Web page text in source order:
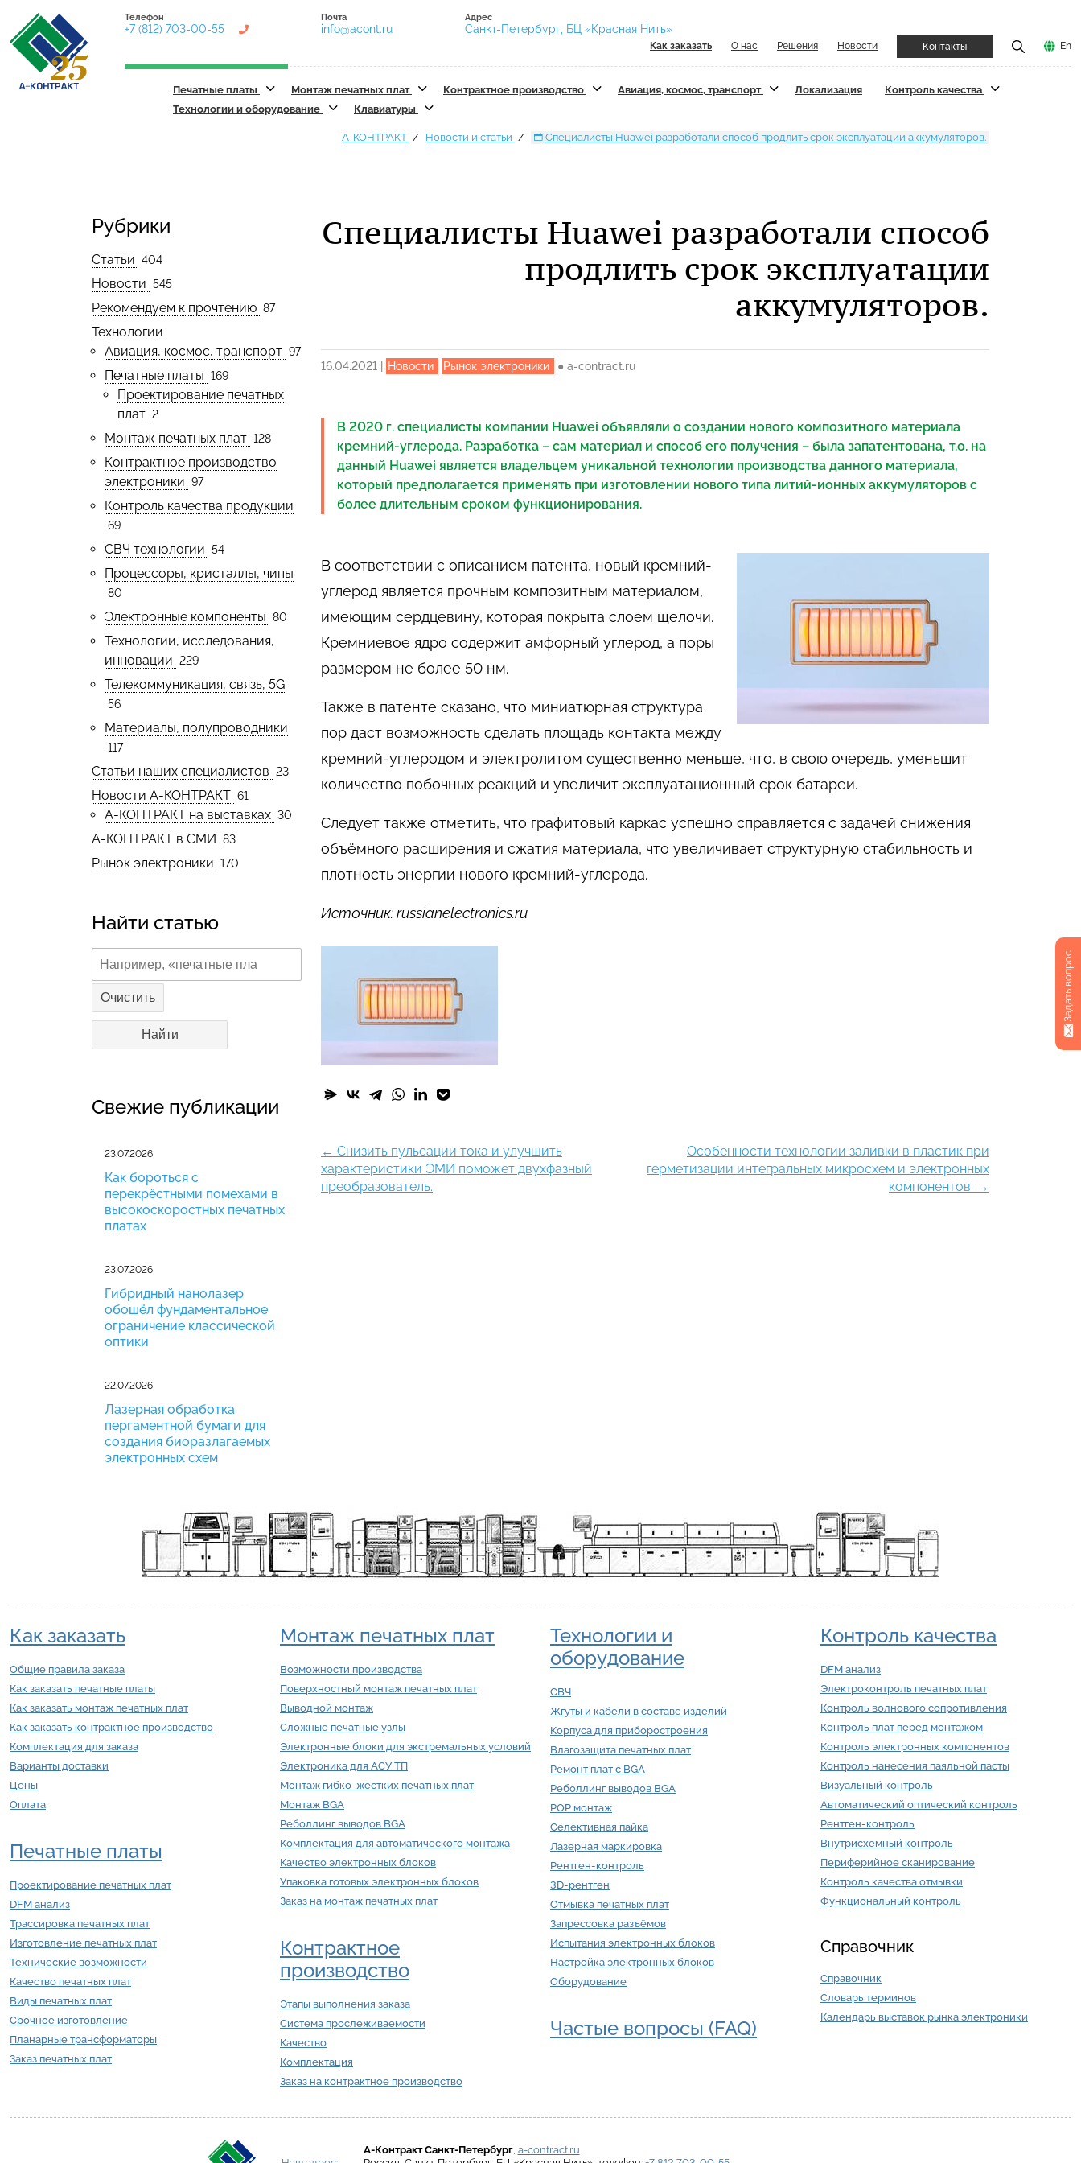
Телефон
+7 (812) 703-00-55
Почта
info@acont.ru
Адрес
Санкт-Петербург, БЦ «Красная Нить»
Как заказать О нас Решения Новости Контакты En
Печатные платы Монтаж печатных плат Контрактное производство Авиация, космос, транспорт Локализация
Контроль качества
Технологии и оборудование
Клавиатуры
А-КОНТРАКТ Новости и статьи Специалисты Huawei разработали способ продлить срок эксплуатации аккумуляторов.
Специалисты Huawei разработали способ
продлить срок эксплуатации
аккумуляторов.
16.04.2021 Новости Рынок электроники ● a-contract.ru
В 2020 г. специалисты компании Huawei объявляли о создании нового композитного материала
кремний-углерода. Разработка – сам материал и способ его получения – была запатентована, т.о. на
данный Huawei является владельцем уникальной технологии производства данного материала,
который предполагается применять при изготовлении нового типа литий-ионных аккумуляторов с
более длительным сроком функционирования.
В соответствии с описанием патента, новый кремний-
углерод является прочным композитным материалом,
имеющим сердцевину, которая покрыта слоем щелочи.
Кремниевое ядро содержит амфорный углерод, а поры
размером не более 50 нм.
Также в патенте сказано, что миниатюрная структура
пор даст возможность сделать площадь контакта между
кремний-углеродом и электролитом существенно меньше, что, в свою очередь, уменьшит
количество побочных реакций и увеличит эксплуатационный срок батареи.
Следует также отметить, что графитовый каркас успешно справляется с задачей снижения
объёмного расширения и сжатия материала, что увеличивает структурную стабильность и
плотность энергии нового кремний-углерода.
Источник: russianelectronics.ru
← Снизить пульсации тока и улучшить
характеристики ЭМИ поможет двухфазный
преобразователь.
Особенности технологии заливки в пластик при
герметизации интегральных микросхем и электронных
компонентов. →
Рубрики
Статьи 404
Новости 545
Рекомендуем к прочтению 87
Технологии
Авиация, космос, транспорт 97
Печатные платы 169
Проектирование печатных
плат 2
Монтаж печатных плат 128
Контрактное производство
электроники 97
Контроль качества продукции
69
СВЧ технологии 54
Процессоры, кристаллы, чипы
80
Электронные компоненты 80
Технологии, исследования,
инновации 229
Телекоммуникация, связь, 5G
56
Материалы, полупроводники
117
Статьи наших специалистов 23
Новости А-КОНТРАКТ 61
А-КОНТРАКТ на выставках 30
А-КОНТРАКТ в СМИ 83
Рынок электроники 170
Найти статью
Очистить
Свежие публикации
23.07.2026
Как бороться с
перекрёстными помехами в
высокоскоростных печатных
платах
23.07.2026
Гибридный нанолазер
обошёл фундаментальное
ограничение классической
оптики
22.07.2026
Лазерная обработка
пергаментной бумаги для
создания биоразлагаемых
электронных схем
Как заказать
Общие правила заказа
Как заказать печатные платы
Как заказать монтаж печатных плат
Как заказать контрактное производство
Комплектация для заказа
Варианты доставки
Цены
Оплата
Печатные платы
Проектирование печатных плат
DFM анализ
Трассировка печатных плат
Изготовление печатных плат
Технические возможности
Качество печатных плат
Виды печатных плат
Срочное изготовление
Планарные трансформаторы
Заказ печатных плат
Монтаж печатных плат
Возможности производства
Поверхностный монтаж печатных плат
Выводной монтаж
Сложные печатные узлы
Электронные блоки для экстремальных условий
Электроника для АСУ ТП
Монтаж гибко-жёстких печатных плат
Монтаж BGA
Реболлинг выводов BGA
Комплектация для автоматического монтажа
Качество электронных блоков
Упаковка готовых электронных блоков
Заказ на монтаж печатных плат
Контрактное
производство
Этапы выполнения заказа
Система прослеживаемости
Качество
Комплектация
Заказ на контрактное производство
Технологии и
оборудование
СВЧ
Жгуты и кабели в составе изделий
Корпуса для приборостроения
Влагозащита печатных плат
Ремонт плат с BGA
Реболлинг выводов BGA
POP монтаж
Селективная пайка
Лазерная маркировка
Рентген-контроль
3D-рентген
Отмывка печатных плат
Запрессовка разъёмов
Испытания электронных блоков
Настройка электронных блоков
Оборудование
Частые вопросы (FAQ)
Контроль качества
DFM анализ
Электроконтроль печатных плат
Контроль волнового сопротивления
Контроль плат перед монтажом
Контроль электронных компонентов
Контроль нанесения паяльной пасты
Визуальный контроль
Автоматический оптический контроль
Рентген-контроль
Внутрисхемный контроль
Периферийное сканирование
Контроль качества отмывки
Функциональный контроль
Справочник
Справочник
Словарь терминов
Календарь выставок рынка электроники
А-Контракт Санкт-Петербург, a-contract.ru
Задать вопрос